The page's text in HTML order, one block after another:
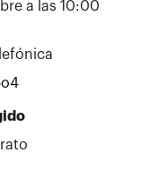
a las 10:00